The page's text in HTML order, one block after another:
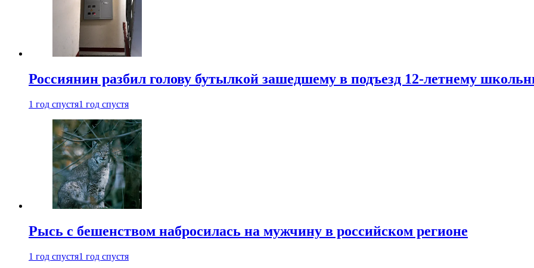
Россиянин разбил голову бутылкой зашедшему в подъезд 12-летнему
1 год спустя1 год спустя
Рысь с бешенством набросилась на мужчину в российском регионе
1 год спустя1 год спустя